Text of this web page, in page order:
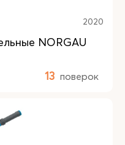
2020
NORGAU
13 поверок